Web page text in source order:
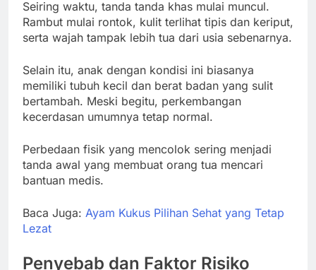
Seiring waktu, tanda tanda khas mulai muncul.
Rambut mulai rontok, kulit terlihat tipis dan keriput,
serta wajah tampak lebih tua dari usia sebenarnya.
Selain itu, anak dengan kondisi ini biasanya
memiliki tubuh kecil dan berat badan yang sulit
bertambah. Meski begitu, perkembangan
kecerdasan umumnya tetap normal.
Perbedaan fisik yang mencolok sering menjadi
tanda awal yang membuat orang tua mencari
bantuan medis.
Baca Juga: Ayam Kukus Pilihan Sehat yang Tetap
Lezat
Penyebab dan Faktor Risiko